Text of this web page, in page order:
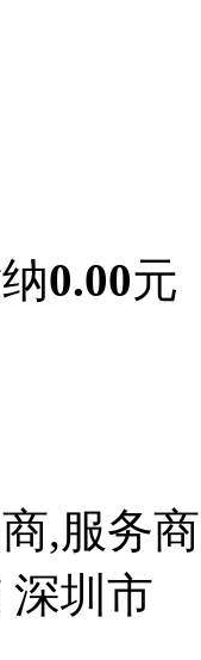
0.00元
,服务商
深圳市